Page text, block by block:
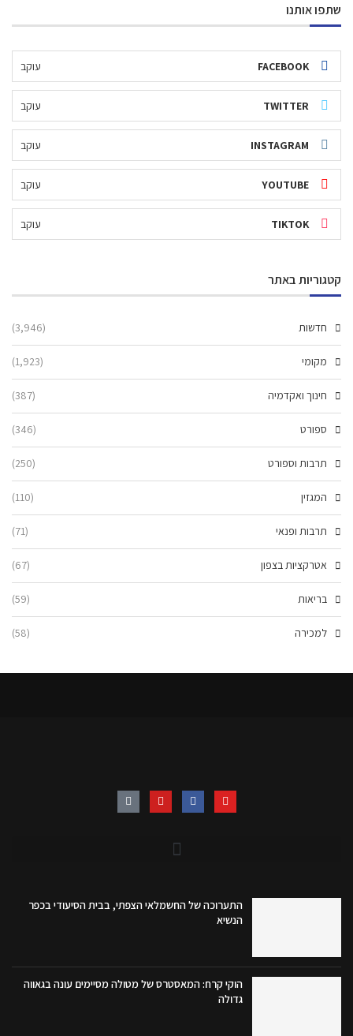
שתפו אותנו
FACEBOOK עוקב
TWITTER עוקב
INSTAGRAM עוקב
YOUTUBE עוקב
TIKTOK עוקב
קטגוריות באתר
חדשות (3,946)
מקומי (1,923)
חינוך ואקדמיה (387)
ספורט (346)
תרבות וספורט (250)
המגזין (110)
תרבות ופנאי (71)
אטרקציות בצפון (67)
בריאות (59)
למכירה (58)
התערוכה של החשמלאי הצפתי, בבית הסיעודי בכפר
הנשיא
הוקי קרח: המאסטרס של מטולה מסיימים עונה בגאווה
גדולה